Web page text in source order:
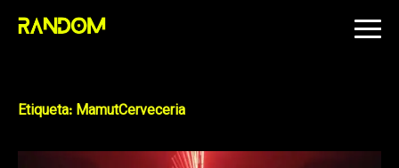
Skip
Etiqueta: MamutCerveceria